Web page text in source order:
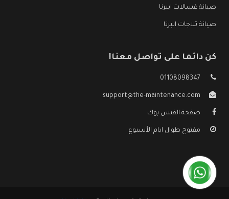
صيانة غسالات ايبرنا
صيانة ثلاجات ايبرنا
كن دائما على تواصل معنا!
01108098347
support@the-maintenance.com
صفحة الفيس بوك
مفتوح طوال ايام الأسبوع